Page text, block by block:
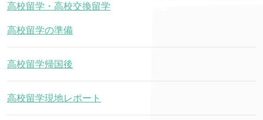
高校留学・高校交換留学
高校留学の準備
高校留学帰国後
高校留学現地レポート